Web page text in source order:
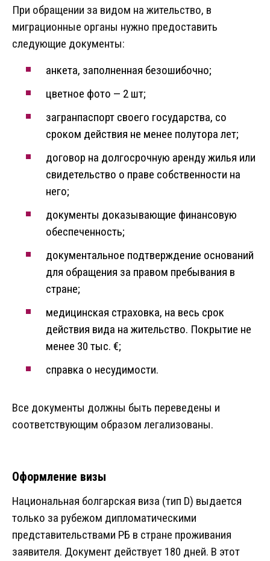
При обращении за видом на жительство, в
миграционные органы нужно предоставить
следующие документы:
анкета, заполненная безошибочно;
цветное фото — 2 шт;
загранпаспорт своего государства, со
сроком действия не менее полутора лет;
договор на долгосрочную аренду жилья или
свидетельство о праве собственности на
него;
документы доказывающие финансовую
обеспеченность;
документальное подтверждение оснований
для обращения за правом пребывания в
стране;
медицинская страховка, на весь срок
действия вида на жительство. Покрытие не
менее 30 тыс. €;
справка о несудимости.
Все документы должны быть переведены и
соответствующим образом легализованы.
Оформление визы
Национальная болгарская виза (тип D) выдается
только за рубежом дипломатическими
представительствами РБ в стране проживания
заявителя. Документ действует 180 дней. В этот